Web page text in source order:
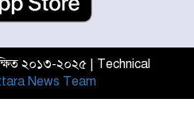
ওয়ার্ডের সড়কে নেমপ্লেট
ঝোড়ো হাওয়াসহ বজ্রবৃষ্টির
২০১৩-২০২৫ | Technical
News Team